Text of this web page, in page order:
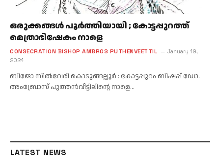
ഒരുക്കങ്ങൾ പൂർത്തിയായി ; കോട്ടപ്പുറത്ത്
മെത്രാഭിഷേകം നാളെ
CONSECRATION BISHOP AMBROS PUTHENVEETTIL
January 19,
2024
ബിജോ സിൽവേരി കൊടുങ്ങല്ലൂർ : കോട്ടപ്പുറം ബിഷപ്പ് ഡോ.
അംബ്രോസ് പുത്തൻവീട്ടിലിന്റെ നാളെ…
LATEST NEWS